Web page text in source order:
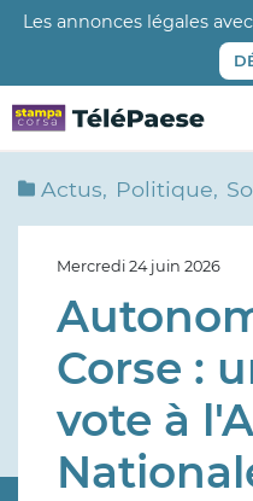
Aller
principal
Les annonces légales
Actus Politique
Mercredi 24 juin 2026
Corse :
vote à